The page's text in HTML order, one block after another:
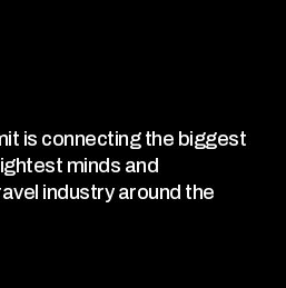
is connecting the biggest
minds and
industry around the